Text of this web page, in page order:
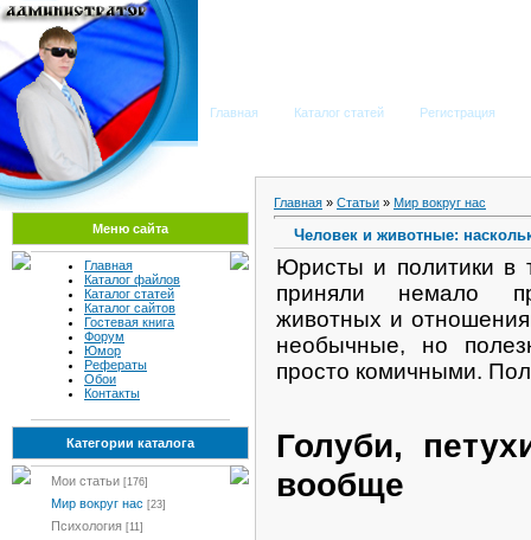
Главная Каталог статей Регистрация
Меню сайта
Главная
Каталог файлов
Каталог статей
Каталог сайтов
Гостевая книга
Форум
Юмор
Рефераты
Обои
Контакты
Категории каталога
Мои статьи [176]
Мир вокруг нас [23]
Психология [11]
Главная » Статьи » Мир вокруг нас
Человек и животные:
Юристы и политики в
приняли немало
животных и
необычные, но
просто комичными.
Голуби,
вообще